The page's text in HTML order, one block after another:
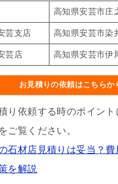
高知県安芸市庄
芸支店 高知県安芸市染
芸店 高知県安芸市伊
お見積りの依頼はこちらか
り依頼する時のポイント
ご覧ください。
石材店見積りは妥当？費
を解説